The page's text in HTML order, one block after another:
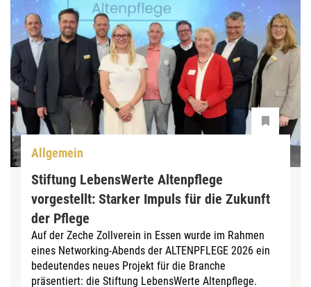
Allgemein
Stiftung LebensWerte Altenpflege
vorgestellt: Starker Impuls für die Zukunft
der Pflege
Auf der Zeche Zollverein in Essen wurde im Rahmen
eines Networking-Abends der ALTENPFLEGE 2026 ein
bedeutendes neues Projekt für die Branche
präsentiert: die Stiftung LebensWerte Altenpflege.